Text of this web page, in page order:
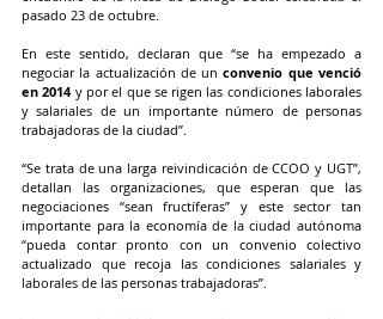
pasado 23 de octubre.
En este sentido, declaran que “se ha empezado a
negociar la actualización de un convenio que venció
en 2014 y por el que se rigen las condiciones laborales
y salariales de un importante número de personas
trabajadoras de la ciudad”.
“Se trata de una larga reivindicación de CCOO y UGT”,
detallan las organizaciones, que esperan que las
negociaciones “sean fructíferas” y este sector tan
importante para la economía de la ciudad autónoma
“pueda contar pronto con un convenio colectivo
actualizado que recoja las condiciones salariales y
laborales de las personas trabajadoras”.